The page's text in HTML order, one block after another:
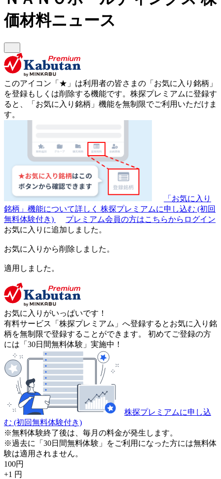
価材料ニュース
このアイコン 「★」 は利用者の皆さまの 「お気に入り銘柄」
を登録もしくは削除する機能です。 株探プレミアムに登録す
ると、「お気に入り銘柄」機能を無制限でご利用いただけま
す。
「お気に入り
銘柄」機能について詳しく 株探プレミアムに申し込む (初回
無料体験付き)
プレミアム会員の方はこちらからログイン
お気に入りに追加しました。
お気に入りから削除しました。
適用しました。
お気に入りがいっぱいです！
有料サービス「株探プレミアム」へ登録するとお気に入り銘
柄を無制限で登録することができます。 初めてご登録の方
には「30日間無料体験」実施中！
株探プレミアムに申し込
む (初回無料体験付き)
※無料体験終了後は、毎月の料金が発生します。
※過去に「30日間無料体験」をご利用になった方には無料体
験は適用されません。
100円
+1 円